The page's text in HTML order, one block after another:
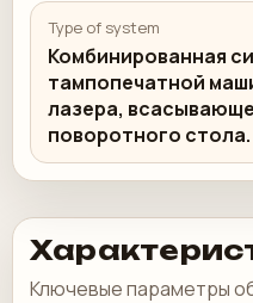
Type of system
Комбинированная
тампопечатной
лазера,
поворотного стола.
Ключевые параметры